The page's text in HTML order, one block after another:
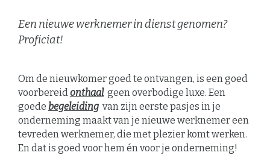
Een nieuwe werknemer in dienst genomen?
Proficiat!
Om de nieuwkomer goed te ontvangen, is een goed
voorbereidonthaal geen overbodige luxe. Een
goede begeleiding van zijn eerste pasjes in je
onderneming maakt van je nieuwe werknemer een
tevreden werknemer, die met plezier komt werken.
En dat is goed voor hem én voor je onderneming!